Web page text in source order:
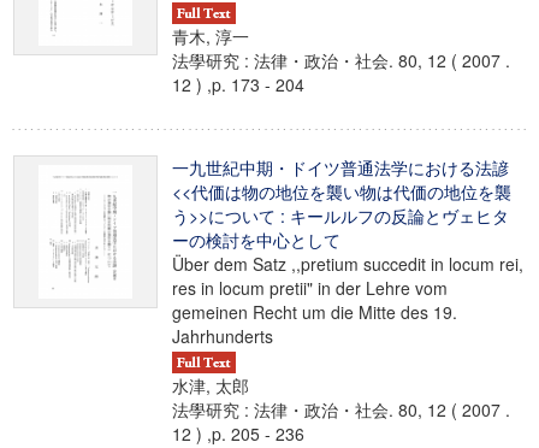
青木, 淳一
法學研究 : 法律・政治・社会. 80, 12 ( 2007 .
12 ) ,p. 173 - 204
一九世紀中期・ドイツ普通法学における法諺
<<代価は物の地位を襲い物は代価の地位を襲
う>>について : キールルフの反論とヴェヒタ
ーの検討を中心として
Über dem Satz ,,pretium succedit in locum rei,
res in locum pretii" in der Lehre vom
gemeinen Recht um die Mitte des 19.
Jahrhunderts
水津, 太郎
法學研究 : 法律・政治・社会. 80, 12 ( 2007 .
12 ) ,p. 205 - 236